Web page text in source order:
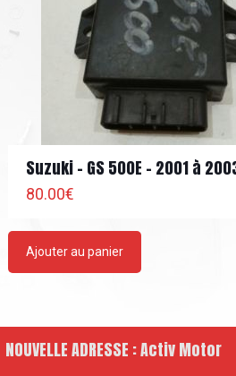
Suzuki – GS 500E – 2001 à
80.00€
Ajouter au panier
NOUVELLE ADRESSE : Activ Motor